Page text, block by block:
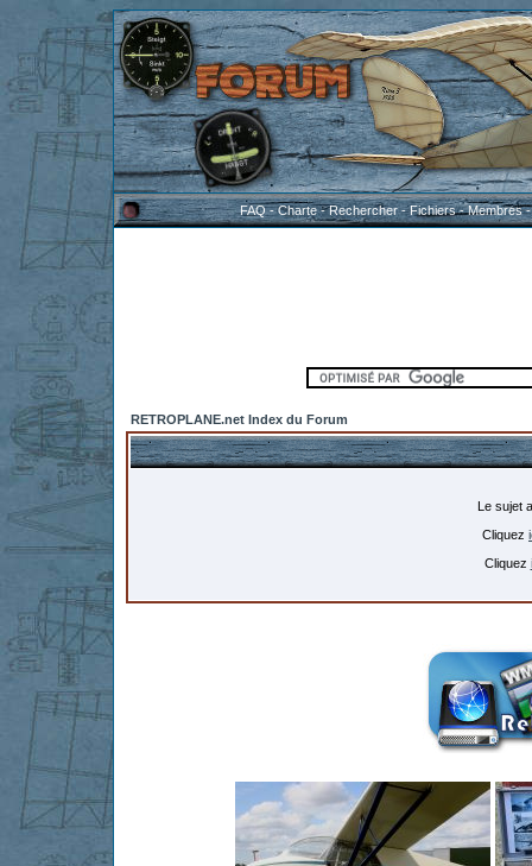
FAQ-Charte-Rechercher-Fichiers-Membres
RETROPLANE.net Index du Forum
Le sujet
Cliquez
Cliquez